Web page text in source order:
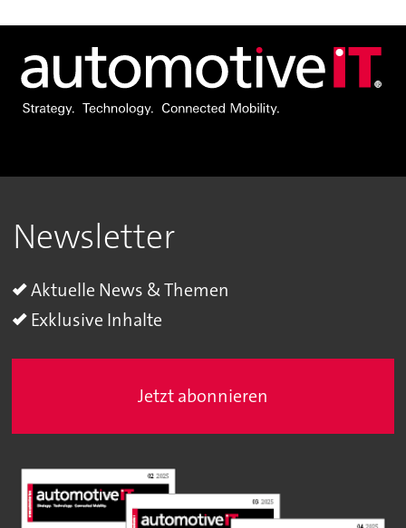
Newsletter
Aktuelle News & Themen
Exklusive Inhalte
Jetzt abonnieren